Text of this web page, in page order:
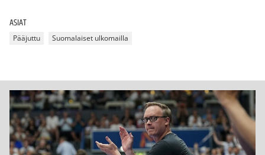
ASIAT
Pääjuttu Suomalaiset ulkomailla